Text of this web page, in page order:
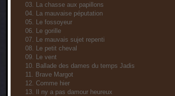
03. La chasse aux papillons
04. La mauvaise péputation
05. Le fossoyeur
06. Le gorille
07. Le mauvais sujet repenti
08. Le petit cheval
09. Le vent
10. Ballade des dames du temps Jadis
11. Brave Margot
12. Comme hier
13. Il ny a pas damour heureux